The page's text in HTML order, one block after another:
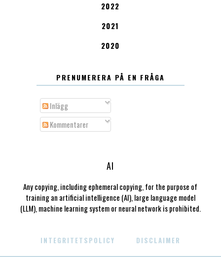
2022
2021
2020
PRENUMERERA PÅ EN FRÅGA
Inlägg
Kommentarer
AI
Any copying, including ephemeral copying, for the purpose of
training an artificial intelligence (AI), large language model
(LLM), machine learning system or neural network is prohibited.
INTEGRITETSPOLICY DISCLAIMER